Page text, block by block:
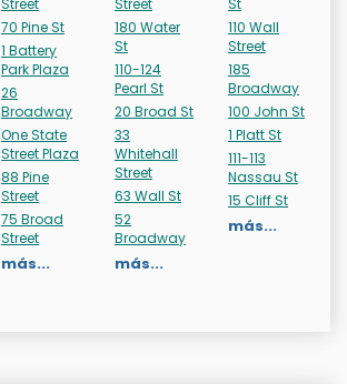
Street
70 Pine St
1 Battery
Park Plaza
26
Broadway
One State
Street Plaza
88 Pine
Street
75 Broad
Street
más...
Street
180 Water
St
110-124
Pearl St
20 Broad St
33
Whitehall
Street
63 Wall St
52
Broadway
más...
St
110 Wall
Street
185
Broadway
100 John St
1 Platt St
111-113
Nassau St
15 Cliff St
más...